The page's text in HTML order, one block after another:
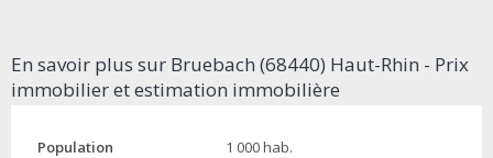
En savoir plus sur Bruebach (68440) Haut-Rhin - Prix
immobilier et estimation immobilière
Population
1 000 hab.